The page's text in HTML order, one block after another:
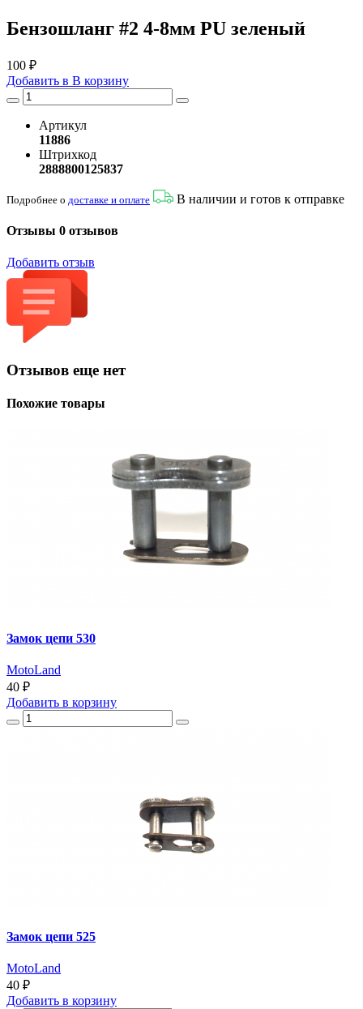
Бензошланг #2 4-8мм PU зеленый
100 ₽
Добавить в В корзину
Артикул
11886
Штрихкод
2888800125837
Подробнее о доставке и оплате В наличии и готов к отправке
Отзывы 0 отзывов
Добавить отзыв
Отзывов еще нет
Похожие товары
Замок цепи 530
MotoLand
40 ₽
Добавить в корзину
Замок цепи 525
MotoLand
40 ₽
Добавить в корзину